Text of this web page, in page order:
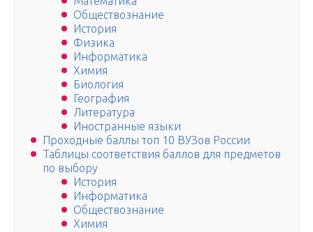
Обществознание
История
Физика
Информатика
Химия
Биология
География
Литература
Иностранные языки
Проходные баллы топ 10 ВУЗов России
Таблицы соответствия баллов для предметов
по выбору
История
Информатика
Обществознание
Химия